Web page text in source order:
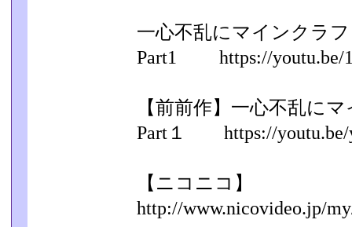
一心不乱にマインクラ
Part1 https://youtu.be/
【前前作】一心不乱に
Part１ https://youtu.be/
【ニコニコ】
http://www.nicovideo.jp/